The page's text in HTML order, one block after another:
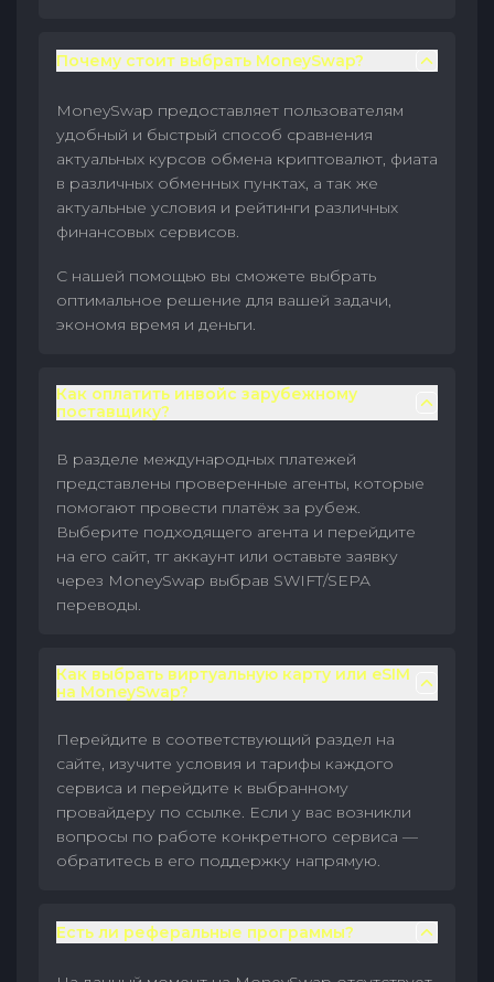
Почему стоит выбрать MoneySwap?
MoneySwap предоставляет пользователям
удобный и быстрый способ сравнения
актуальных курсов обмена криптовалют, фиата
в различных обменных пунктах, а так же
актуальные условия и рейтинги различных
финансовых сервисов.
С нашей помощью вы сможете выбрать
оптимальное решение для вашей задачи,
экономя время и деньги.
Как оплатить инвойс зарубежному
поставщику?
В разделе международных платежей
представлены проверенные агенты, которые
помогают провести платёж за рубеж.
Выберите подходящего агента и перейдите
на его сайт, тг аккаунт или оставьте заявку
через MoneySwap выбрав SWIFT/SEPA
переводы.
Как выбрать виртуальную карту или eSIM
на MoneySwap?
Перейдите в соответствующий раздел на
сайте, изучите условия и тарифы каждого
сервиса и перейдите к выбранному
провайдеру по ссылке. Если у вас возникли
вопросы по работе конкретного сервиса —
обратитесь в его поддержку напрямую.
Есть ли реферальные программы?